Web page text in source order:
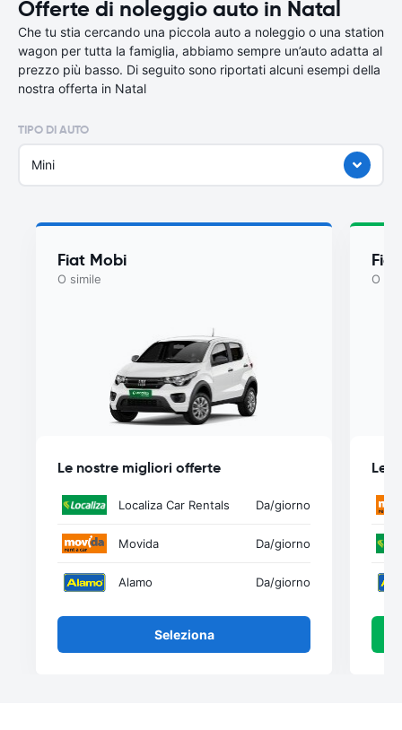
Offerte di noleggio auto in Natal
Che tu stia cercando una piccola auto a noleggio o una station
wagon per tutta la famiglia, abbiamo sempre un’auto adatta al
prezzo più basso. Di seguito sono riportati alcuni esempi della
nostra offerta in Natal
TIPO DI AUTO
Mini
Fiat Mobi
O simile
Le nostre migliori offerte
Localiza Car Rentals Da/giorno
Movida Da/giorno
Alamo Da/giorno
Seleziona
O
Le